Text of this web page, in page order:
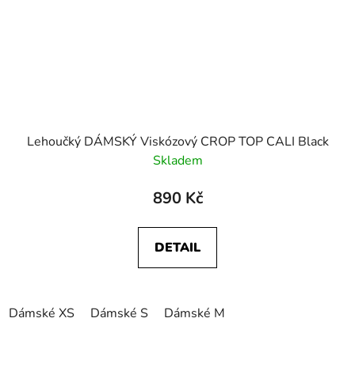
Lehoučký DÁMSKÝ Viskózový CROP TOP CALI Black
Skladem
890 Kč
DETAIL
Dámské XS Dámské S Dámské M